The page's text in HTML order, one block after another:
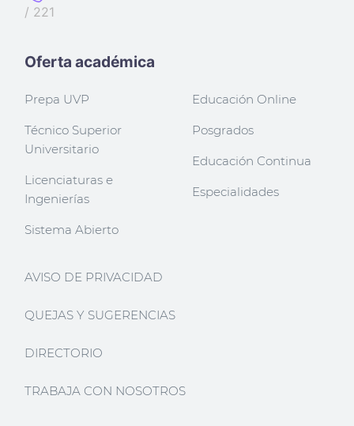
/ 221
Oferta académica
Prepa UVP
Técnico Superior
Universitario
Licenciaturas e
Ingenierías
Sistema Abierto
Educación Online
Posgrados
Educación Continua
Especialidades
AVISO DE PRIVACIDAD
QUEJAS Y SUGERENCIAS
DIRECTORIO
TRABAJA CON NOSOTROS